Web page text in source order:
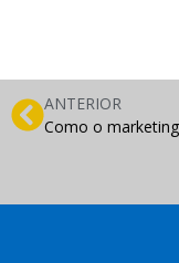
ANTERIOR